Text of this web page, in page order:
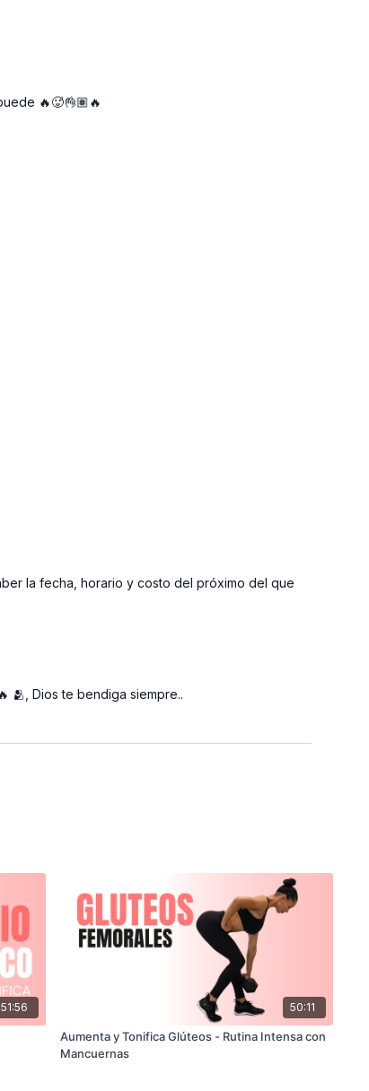
🔥🥵👌🏽🔥
la fecha, horario y costo del próximo del que
🫂, Dios te bendiga siempre..
51:56 50:11
Aumenta y Tonifica Glúteos - Rutina Intensa con
Mancuernas